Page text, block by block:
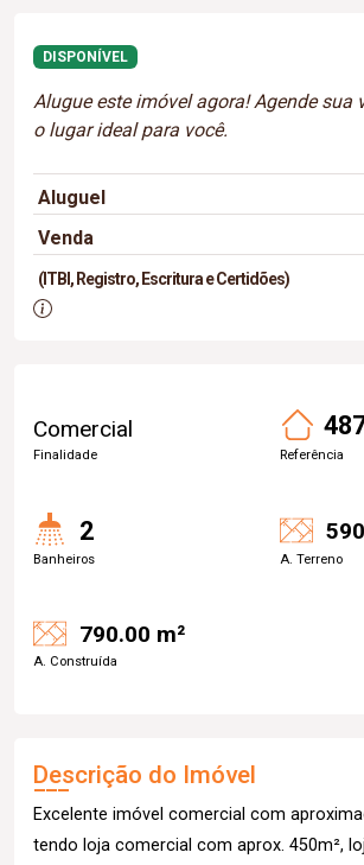
DISPONÍVEL
Alugue este imóvel agora! Agende sua
o lugar ideal para você.
Aluguel
Venda
(ITBI, Registro, Escritura e Certidões)
Comercial
Finalidade Referência
2
Banheiros A. Terreno
790.00 m²
A. Construída
Descrição do Imóvel
Excelente imóvel comercial com
tendo loja comercial com aprox. 450m²,